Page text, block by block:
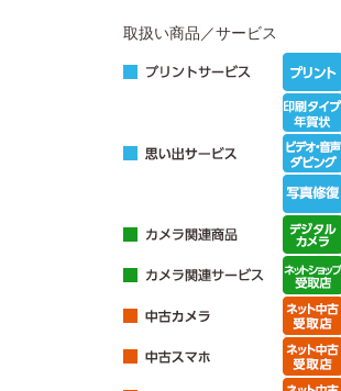
取扱い商品／サービス